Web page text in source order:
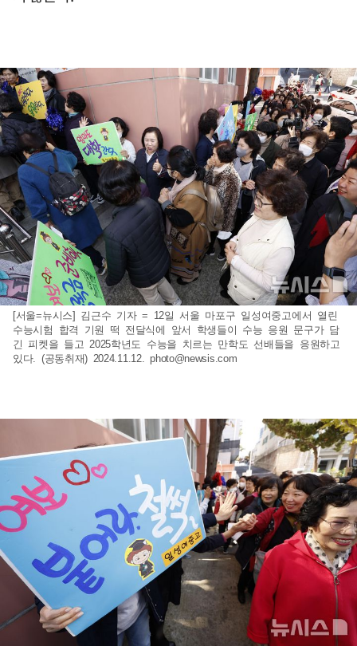
[서울=뉴시스] 김근수 기자 = 12일 서울 마포구 일성여중고에서 열린
수능시험 합격 기원 떡 전달식에 앞서 학생들이 수능 응원 문구가 담
긴 피켓을 들고 2025학년도 수능을 치르는 만학도 선배들을 응원하고
있다. (공동취재) 2024.11.12.photo@newsis.com